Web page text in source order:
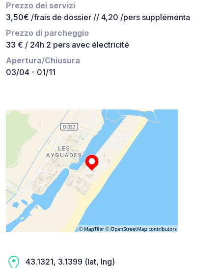
Prezzo dei servizi
3,50€ /frais de dossier // 4,20 /pers supplémenta
Prezzo di parcheggio
33 € / 24h 2 pers avec électricité
Apertura/Chiusura
03/04 - 01/11
43.1321, 3.1399 (lat, lng)